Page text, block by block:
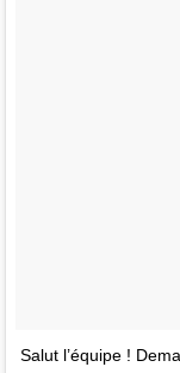
Salut l’équipe !